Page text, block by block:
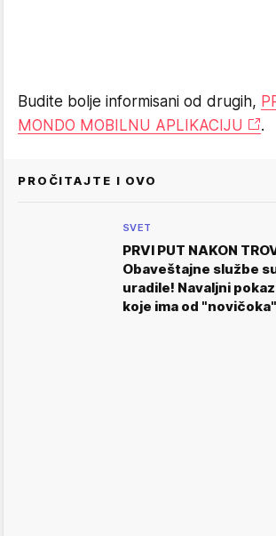
Budite bolje informisani od drugih,
MONDO MOBILNU APLIKACIJU
.
PROČITAJTE I OVO
SVET
PRVI PUT NAKON
Obaveštajne službe
uradile! Navaljni
koje ima od "novičoka"